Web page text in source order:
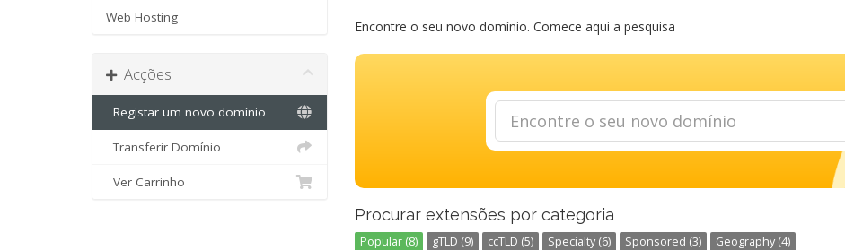
Web Hosting
Acções
Registar um novo domínio
Transferir Domínio
Ver Carrinho
Encontre o seu novo domínio. Comece aqui a pesquisa
Procurar extensões por categoria
Popular (8) gTLD (9) ccTLD (5) Specialty (6) Sponsored (3) Geography (4)